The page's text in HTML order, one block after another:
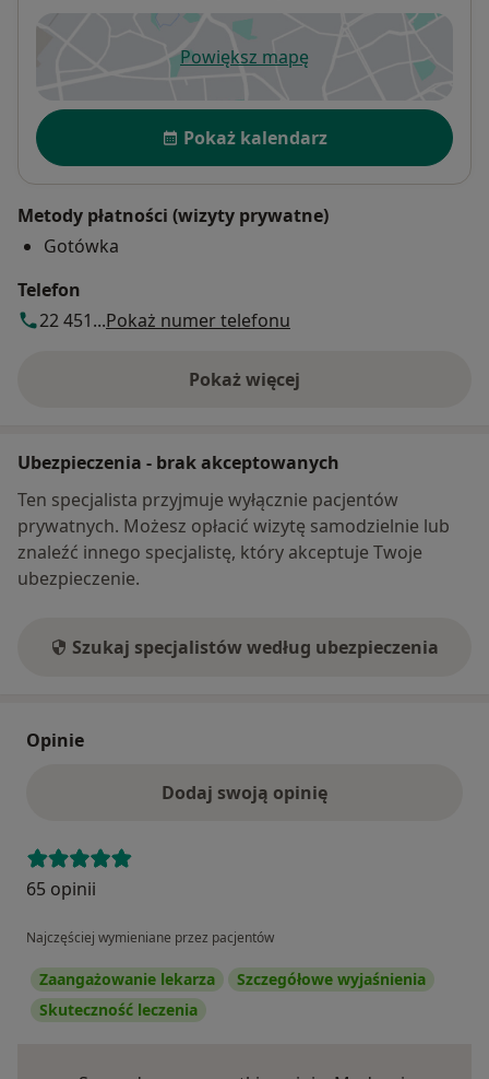
Powiększ mapęotwiera się w nowej karcie
Dostępność
Pokaż kalendarz
Metody płatności (wizyty prywatne)
Gotówka
Telefon
22 451...Pokaż numer telefonu
Pokaż więcej
o adresie
Ubezpieczenia - brak akceptowanych
Ten specjalista przyjmuje wyłącznie pacjentów
prywatnych. Możesz opłacić wizytę samodzielnie lub
znaleźć innego specjalistę, który akceptuje Twoje
ubezpieczenie.
Szukaj specjalistów według ubezpieczenia
Opinie
Dodaj swoją opinię
65 opinii
Najczęściej wymieniane przez pacjentów
Zaangażowanie lekarza
Szczegółowe wyjaśnienia
Skuteczność leczenia